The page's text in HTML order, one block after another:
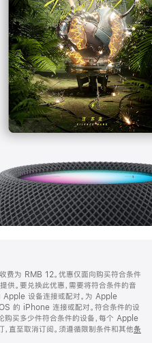
费为 RMB 12。优惠仅面向购买符合条件
。要兑换此优惠，需要将符合条件的音
设备连接或配对。为 Apple
的 iPhone 连接或配对。符合条件的设
购买多少件符合条件的设备，每个 Apple
直至取消订阅。须遵循限制条件和其他条